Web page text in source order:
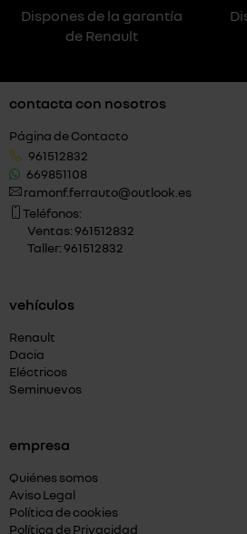
Dispones de la garantía
de Renault
contacta con nosotros
Página de Contacto
961512832
669851108
ramonf.ferrauto@outlook.es
Teléfonos:
Ventas: 961512832
Taller: 961512832
vehículos
Renault
Dacia
Eléctricos
Seminuevos
empresa
Quiénes somos
Aviso Legal
Política de cookies
Política de Privacidad